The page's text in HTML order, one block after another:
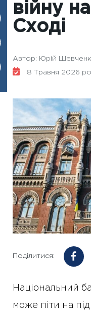
війну
Сході
Автор: Юрій
8 Травня 2026
Поділитися:
Національний
може піти на